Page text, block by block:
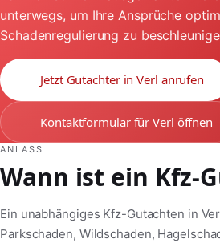
unterwegs, um Ihre Ansprüche
Schadenregulierung zu
Jetzt Gutachter in Verl anrufen
Kontaktformular für Verl öffnen
ANLASS
Wann ist ein Kfz-
Ein unabhängiges Kfz-Gutachten in
Parkschaden, Wildschaden,